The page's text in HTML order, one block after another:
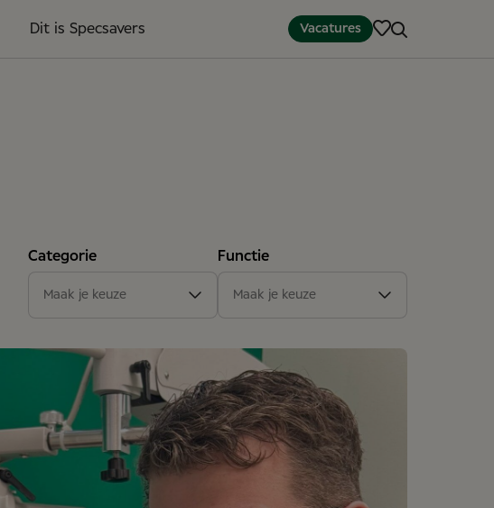
Dit is Specsavers Vacatures
Categorie
Maak je keuze
Servicekantoor
Functie
Maak je keuze